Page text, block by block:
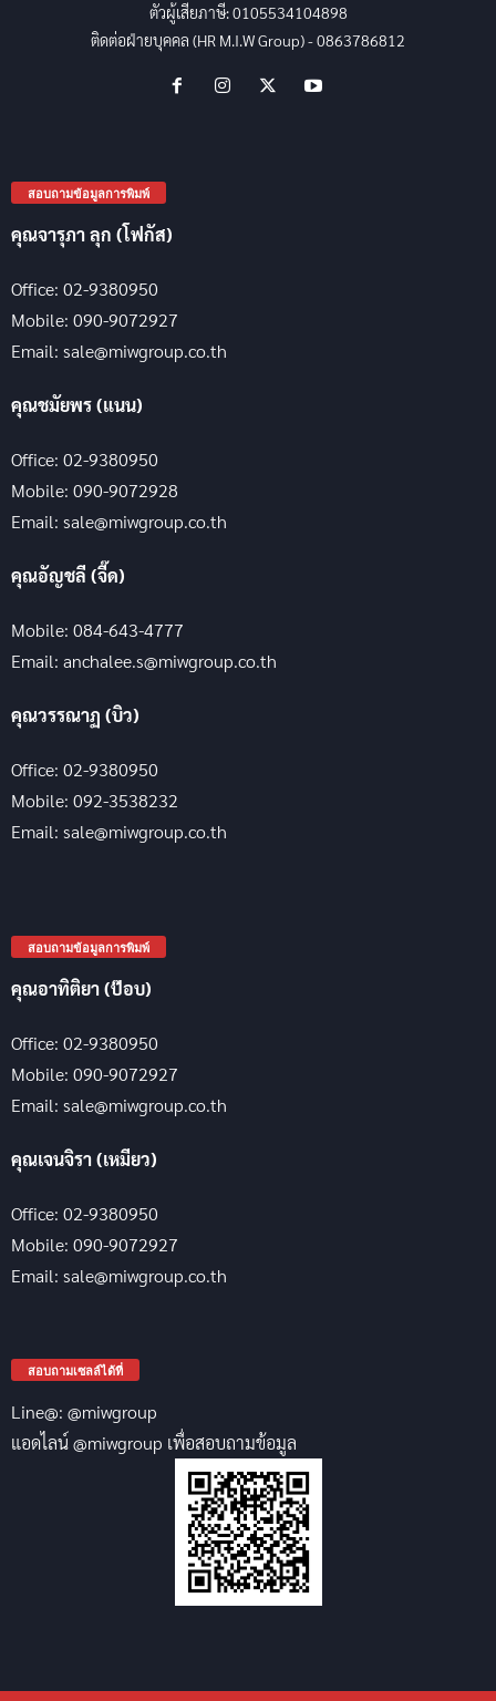
ตัวผู้เสียภาษี: 0105534104898
ติดต่อฝ่ายบุคคล (HR M.I.W Group) - 0863786812
สอบถามข้อมูลการพิมพ์
คุณจารุภา ลุก (โฟกัส)
Office: 02-9380950
Mobile: 090-9072927
Email: sale@miwgroup.co.th
คุณชมัยพร (แนน)
Office: 02-9380950
Mobile: 090-9072928
Email: sale@miwgroup.co.th
คุณอัญชลี (จี๊ด)
Mobile: 084-643-4777
Email: anchalee.s@miwgroup.co.th
คุณวรรณาฏ (บิว)
Office: 02-9380950
Mobile: 092-3538232
Email: sale@miwgroup.co.th
สอบถามข้อมูลการพิมพ์
คุณอาทิติยา (ป๊อบ)
Office: 02-9380950
Mobile: 090-9072927
Email: sale@miwgroup.co.th
คุณเจนจิรา (เหมียว)
Office: 02-9380950
Mobile: 090-9072927
Email: sale@miwgroup.co.th
สอบถามเซลล์ได้ที่
Line@: @miwgroup
แอดไลน์ @miwgroup เพื่อสอบถามข้อมูล